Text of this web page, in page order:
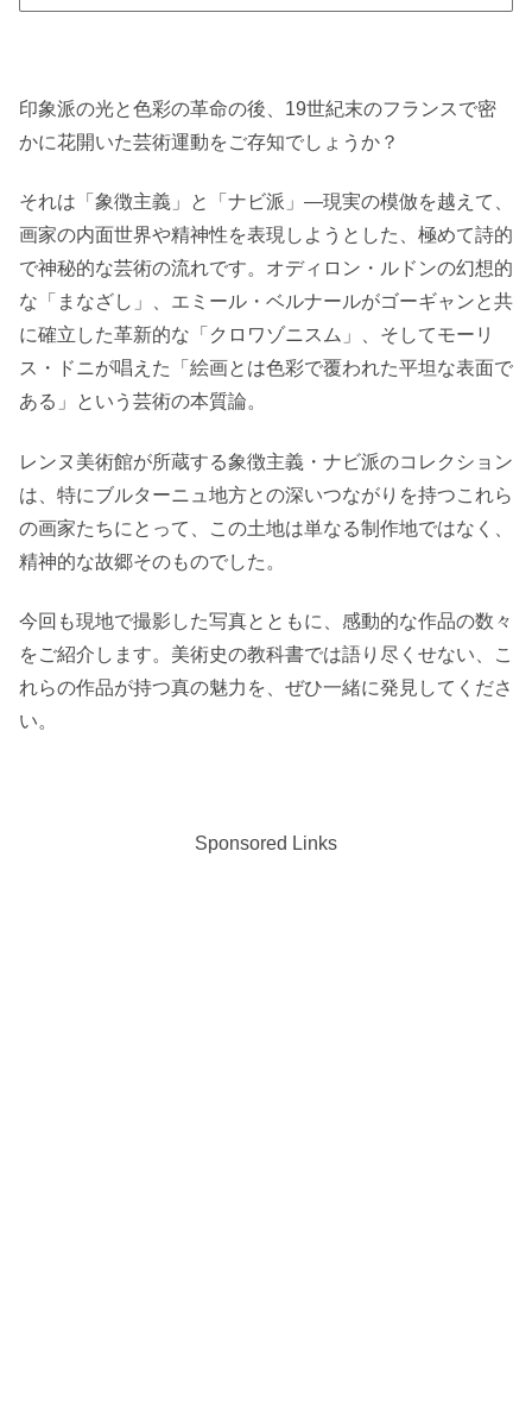
印象派の光と色彩の革命の後、19世紀末のフランスで密
かに花開いた芸術運動をご存知でしょうか？
それは「象徴主義」と「ナビ派」—現実の模倣を越えて、
画家の内面世界や精神性を表現しようとした、極めて詩的
で神秘的な芸術の流れです。オディロン・ルドンの幻想的
な「まなざし」、エミール・ベルナールがゴーギャンと共
に確立した革新的な「クロワゾニスム」、そしてモーリ
ス・ドニが唱えた「絵画とは色彩で覆われた平坦な表面で
ある」という芸術の本質論。
レンヌ美術館が所蔵する象徴主義・ナビ派のコレクション
は、特にブルターニュ地方との深いつながりを持つこれら
の画家たちにとって、この土地は単なる制作地ではなく、
精神的な故郷そのものでした。
今回も現地で撮影した写真とともに、感動的な作品の数々
をご紹介します。美術史の教科書では語り尽くせない、こ
れらの作品が持つ真の魅力を、ぜひ一緒に発見してくださ
い。
Sponsored Links